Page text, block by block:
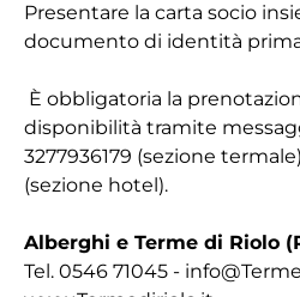
Presentare la carta socio
documento di identità
È obbligatoria la
disponibilità tramite
3277936179 (sezione
(sezione hotel).
Alberghi e Terme di Riolo
Tel. 0546 71045 -